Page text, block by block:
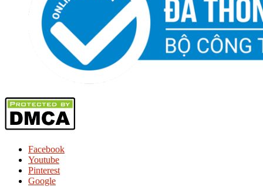
Facebook
Youtube
Pinterest
Google